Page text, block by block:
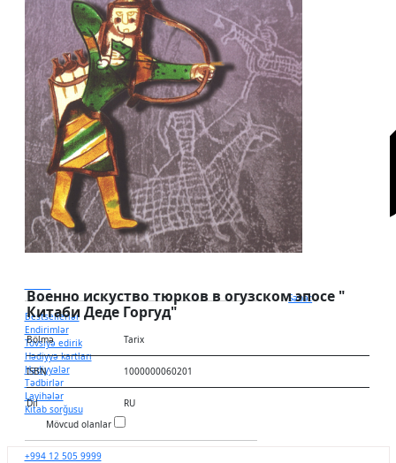
Bestsellerlər
Endirimlər
Tövsiyə edirik
Hədiyyə kartları
Hədiyyələr
Tədbirlər
Layihələr
Kitab sorğusu
Mövcud olanlar
+994 12 505 9999
Səbət
Военно искуство тюрков в огузском эпосе "
Китаби Деде Горгуд"
Bölmə Tarix
ISBN 1000000060201
Dil RU